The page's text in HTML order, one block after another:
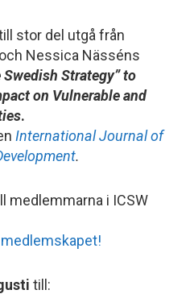
stor del utgå från
Nessica Nässéns
Swedish Strategy” to
on Vulnerable and
.
International Journal of
.
medlemmarna i ICSW
till: